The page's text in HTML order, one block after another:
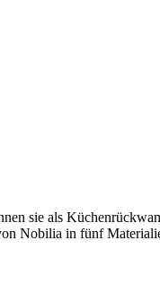
sie als
Nobilia in fünf